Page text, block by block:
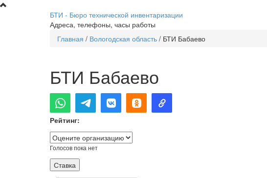
Перейти к основному содержанию
БТИ - Бюро технической инвентаризации
Адреса, телефоны, часы работы
Вы здесь
Главная / Вологодская область / БТИ Бабаево
БТИ Бабаево
Рейтинг:
Голосов пока нет